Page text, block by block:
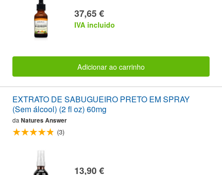
37,65 €
IVA incluido
Adicionar ao carrinho
EXTRATO DE SABUGUEIRO PRETO EM SPRAY
(Sem álcool) (2 fl oz) 60mg
da Natures Answer
(3)
13,90 €